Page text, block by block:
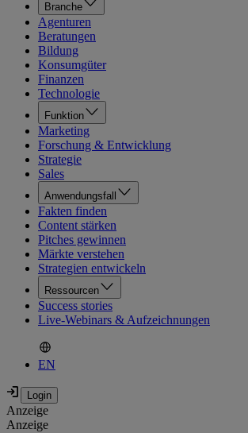
Branche
Agenturen
Beratungen
Bildung
Konsumgüter
Finanzen
Technologie
Funktion
Marketing
Forschung & Entwicklung
Strategie
Sales
Anwendungsfall
Fakten finden
Content stärken
Pitches gewinnen
Märkte verstehen
Strategien entwickeln
Ressourcen
Success stories
Live-Webinars & Aufzeichnungen
EN
Anzeige
Anzeige